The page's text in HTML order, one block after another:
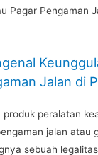
Pagar Pengaman
Jalan di
produk peralatan
jalan atau
sebuah